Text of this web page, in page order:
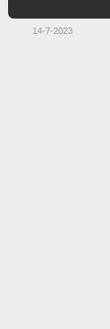
14-7-2023